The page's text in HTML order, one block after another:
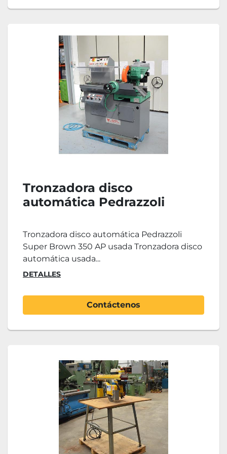
Tronzadora disco
automática Pedrazzoli
Tronzadora disco automática Pedrazzoli
Super Brown 350 AP usada Tronzadora disco
automática usada...
DETALLES
Contáctenos